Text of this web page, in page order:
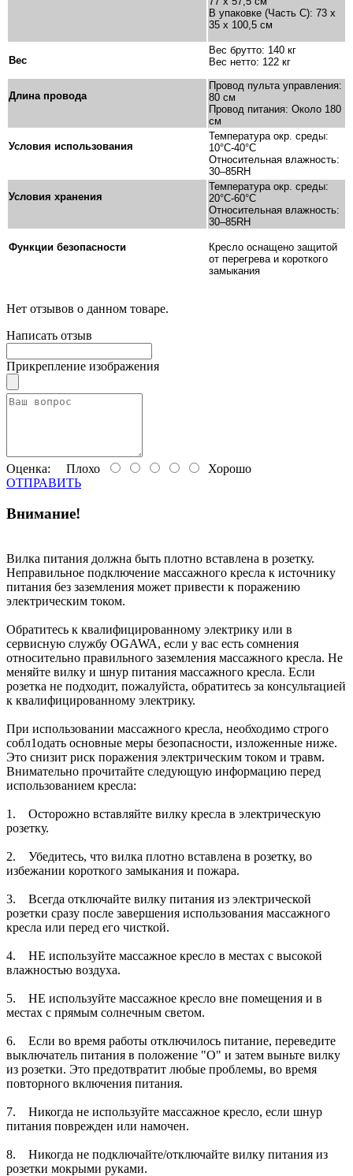
В упаковке (Часть С): 73 x
35 x 100,5 см
Вес
Вес брутто: 140 кг
Вес нетто: 122 кг
Длина провода
Провод пульта управления:
80 см
Провод питания: Около 180
см
Условия использования
Температура окр. среды:
10°C-40°C
Относительная влажность:
30–85RH
Условия хранения
Температура окр. среды:
20°C-60°C
Относительная влажность:
30–85RH
Функции безопасности
Кресло оснащено защитой
от перегрева и короткого
замыкания
Нет отзывов о данном товаре.
Написать отзыв
Прикрепление изображения
Оценка: Плохо
Хорошо
ОТПРАВИТЬ
Внимание!
Вилка питания должна быть плотно вставлена в розетку.
Неправильное подключение массажного кресла к источнику
питания без заземления может привести к поражению
электрическим током.
Обратитесь к квалифицированному электрику или в
сервисную службу OGAWA, если у вас есть сомнения
относительно правильного заземления массажного кресла. Не
меняйте вилку и шнур питания массажного кресла. Если
розетка не подходит, пожалуйста, обратитесь за консультацией
к квалифицированному электрику.
При использовании массажного кресла, необходимо строго
собл1одать основные меры безопасности, изложенные ниже.
Это снизит риск поражения электрическим током и травм.
Внимательно прочитайте следующую информацию перед
использованием кресла:
1. Осторожно вставляйте вилку кресла в электрическую
розетку.
2. Убедитесь, что вилка плотно вставлена в розетку, во
избежании короткого замыкания и пожара.
3. Всегда отключайте вилку питания из электрической
розетки сразу после завершения использования массажного
кресла или перед его чисткой.
4. НЕ используйте массажное кресло в местах с высокой
влажностью воздуха.
5. НЕ используйте массажное кресло вне помещения и в
местах с прямым солнечным светом.
6. Если во время работы отключилось питание, переведите
выключатель питания в положение "О" и затем выньте вилку
из розетки. Это предотвратит любые проблемы, во время
повторного включения питания.
7. Никогда не используйте массажное кресло, если шнур
питания поврежден или намочен.
8. Никогда не подключайте/отключайте вилку питания из
розетки мокрыми руками.